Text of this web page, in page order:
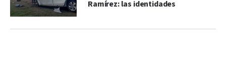
Ramírez: las identidades